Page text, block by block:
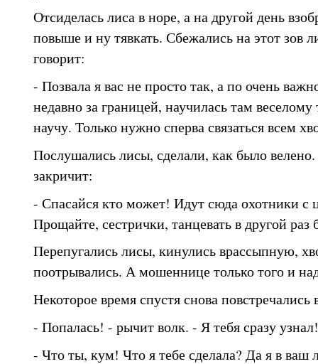
Отсиделась лиса в норе, а на другой день
повыше и ну тявкать. Сбежались на этот зов
говорит:
- Позвала я вас не просто так, а по очень
недавно за границей, научилась там веселому
научу. Только нужно сперва связаться всем
Послушались лисы, сделали, как было велено.
закричит:
- Спасайся кто может! Идут сюда охотники с
Прощайте, сестрички, танцевать в другой раз
Перепугались лисы, кинулись врассыпную,
поотрывались. А мошеннице только того и
Некоторое время спустя снова повстречались
- Попалась! - рычит волк. - Я тебя сразу узнал!
- Что ты, кум! Что я тебе сделала? Да я в ваш